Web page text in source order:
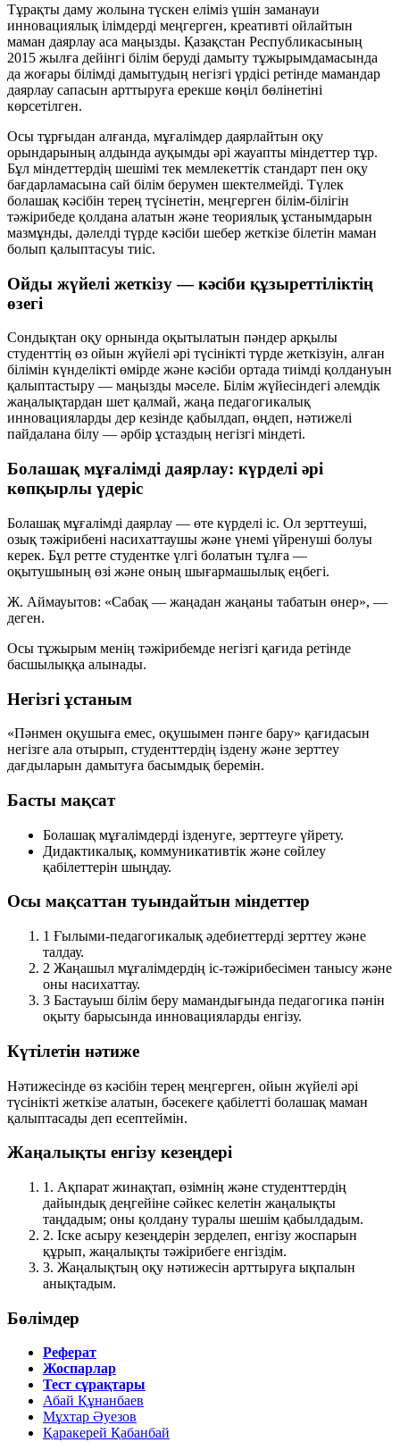
Тұрақты даму жолына түскен еліміз үшін заманауи
инновациялық ілімдерді меңгерген, креативті ойлайтын
маман даярлау аса маңызды. Қазақстан Республикасының
2015 жылға дейінгі білім беруді дамыту тұжырымдамасында
да жоғары білімді дамытудың негізгі үрдісі ретінде мамандар
даярлау сапасын арттыруға ерекше көңіл бөлінетіні
көрсетілген.
Осы тұрғыдан алғанда, мұғалімдер даярлайтын оқу
орындарының алдында ауқымды әрі жауапты міндеттер тұр.
Бұл міндеттердің шешімі тек мемлекеттік стандарт пен оқу
бағдарламасына сай білім берумен шектелмейді. Түлек
болашақ кәсібін терең түсінетін, меңгерген білім-білігін
тәжірибеде қолдана алатын және теориялық ұстанымдарын
мазмұнды, дәлелді түрде кәсіби шебер жеткізе білетін маман
болып қалыптасуы тиіс.
Ойды жүйелі жеткізу — кәсіби құзыреттіліктің
өзегі
Сондықтан оқу орнында оқытылатын пәндер арқылы
студенттің өз ойын жүйелі әрі түсінікті түрде жеткізуін, алған
білімін күнделікті өмірде және кәсіби ортада тиімді қолдануын
қалыптастыру — маңызды мәселе. Білім жүйесіндегі әлемдік
жаңалықтардан шет қалмай, жаңа педагогикалық
инновацияларды дер кезінде қабылдап, өңдеп, нәтижелі
пайдалана білу — әрбір ұстаздың негізгі міндеті.
Болашақ мұғалімді даярлау: күрделі әрі
көпқырлы үдеріс
Болашақ мұғалімді даярлау — өте күрделі іс. Ол зерттеуші,
озық тәжірибені насихаттаушы және үнемі үйренуші болуы
керек. Бұл ретте студентке үлгі болатын тұлға —
оқытушының өзі және оның шығармашылық еңбегі.
Ж. Аймауытов: «Сабақ — жаңадан жаңаны табатын өнер», —
деген.
Осы тұжырым менің тәжірибемде негізгі қағида ретінде
басшылыққа алынады.
Негізгі ұстаным
«Пәнмен оқушыға емес, оқушымен пәнге бару» қағидасын
негізге ала отырып, студенттердің іздену және зерттеу
дағдыларын дамытуға басымдық беремін.
Басты мақсат
Болашақ мұғалімдерді ізденуге, зерттеуге үйрету.
Дидактикалық, коммуникативтік және сөйлеу
қабілеттерін шыңдау.
Осы мақсаттан туындайтын міндеттер
1 Ғылыми-педагогикалық әдебиеттерді зерттеу және
талдау.
2 Жаңашыл мұғалімдердің іс-тәжірибесімен танысу және
оны насихаттау.
3 Бастауыш білім беру мамандығында педагогика пәнін
оқыту барысында инновацияларды енгізу.
Күтілетін нәтиже
Нәтижесінде өз кәсібін терең меңгерген, ойын жүйелі әрі
түсінікті жеткізе алатын, бәсекеге қабілетті болашақ маман
қалыптасады деп есептеймін.
Жаңалықты енгізу кезеңдері
1. Ақпарат жинақтап, өзімнің және студенттердің
дайындық деңгейіне сәйкес келетін жаңалықты
таңдадым; оны қолдану туралы шешім қабылдадым.
2. Іске асыру кезеңдерін зерделеп, енгізу жоспарын
құрып, жаңалықты тәжірибеге енгіздім.
3. Жаңалықтың оқу нәтижесін арттыруға ықпалын
анықтадым.
Бөлімдер
Реферат
Жоспарлар
Тест сұрақтары
Абай Құнанбаев
Мұхтар Әуезов
Қаракерей Қабанбай